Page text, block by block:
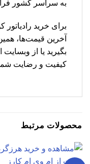
به سراسر کشور
آخرین قیمت‌ها،
بگیرید یا از وبسایت
کیفیت و رضایت
محصولات مرتبط